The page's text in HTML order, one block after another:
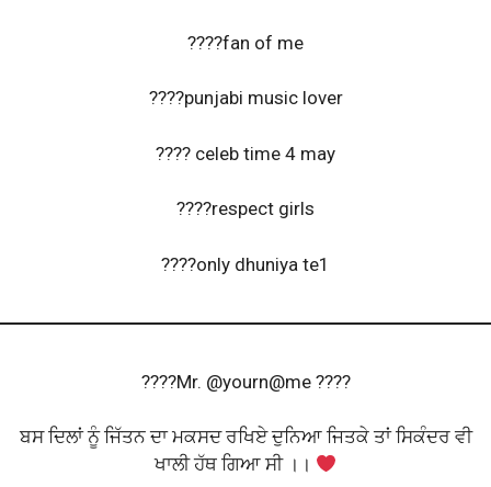
????fan of me
????punjabi music lover
???? celeb time 4 may
????respect girls
????only dhuniya te1
????Mr. @yourn@me ????
ਬਸ ਦਿਲਾਂ ਨੂੰ ਜਿੱਤਨ ਦਾ ਮਕਸਦ ਰਖਿਏ ਦੁਨਿਆ ਜਿਤਕੇ ਤਾਂ ਸਿਕੰਦਰ ਵੀ
ਖਾਲੀ ਹੱਥ ਗਿਆ ਸੀ ।।